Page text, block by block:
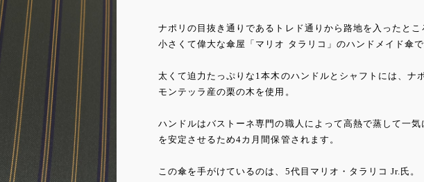
ナポリの目抜き通りであるトレド通りから路地を入ったとこ
小さくて偉大な傘屋「マリオ タラリコ」のハンドメイド傘で
太くて迫力たっぷりな1本木のハンドルとシャフトには、ナ
モンテッラ産の栗の木を使用。
ハンドルはバストーネ専門の職人によって高熱で蒸して一
を安定させるため4カ月間保管されます。
この傘を手がけているのは、5代目マリオ・タラリコ Jr.氏。